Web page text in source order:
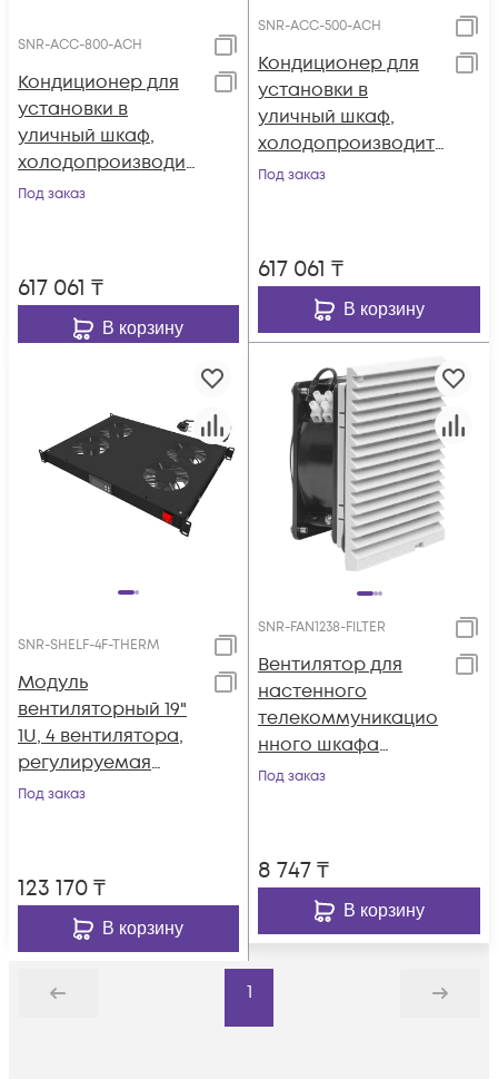
SNR-ACC-800-АСH
Кондиционер для
установки в
уличный шкаф,
холодопроизводит
ельность 800Вт, со
переменного тока
Под заказ
617 061 ₸
В корзину
SNR-ACC-500-АСH
Кондиционер для
установки в
уличный шкаф,
холодопроизводит
ельность 500Вт, со
переменного тока
Под заказ
617 061 ₸
В корзину
SNR-SHELF-4F-THERM
Модуль
вентиляторный 19"
1U, 4 вентилятора,
регулируемая
глубина 345-810 мм
Под заказ
123 170₸
В корзину
SNR-FAN1238-FILTER
Вентилятор для
настенного
телекоммуникацио
нного шкафа
120х120х38мм с
Под заказ
8 747₸
В корзину
Назад
1
Дальше